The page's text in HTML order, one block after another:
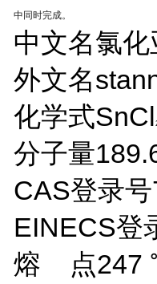
中同时完成。
中文名氯化
外文名
化学式SnCl
分子量
CAS登录号
EINECS登
熔 点247